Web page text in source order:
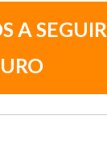
A SEGUIR